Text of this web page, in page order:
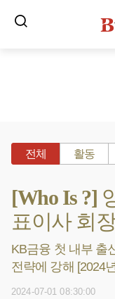
전체 활동
[Who Is ?]
표이사 회장
KB금융 첫 내부 출
전략에 강해 [2024
2024-07-01 08:30:00